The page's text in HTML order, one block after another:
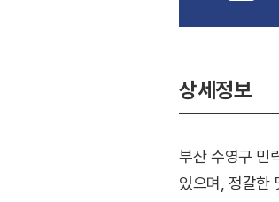
상세정보
부산 수영구 민
있으며, 정갈한